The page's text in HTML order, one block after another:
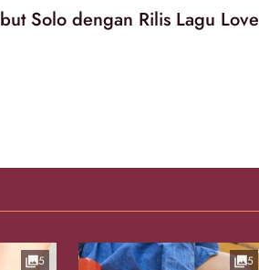
Solo dengan Rilis Lagu Love
5 5